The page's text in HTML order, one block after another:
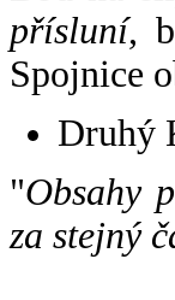
přísluní,
Spojnice
Druhý
"Obsahy
za stejný